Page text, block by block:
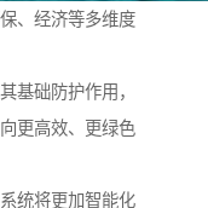
、经济等多维度
基础防护作用，
更高效、更绿色
统将更加智能化